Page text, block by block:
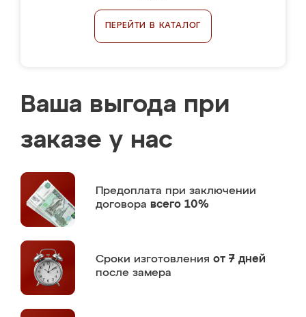
ПЕРЕЙТИ В КАТАЛОГ
Ваша выгода при
заказе у нас
Предоплата при заключении
договора всего 10%
Сроки изготовления от 7 дней
после замера